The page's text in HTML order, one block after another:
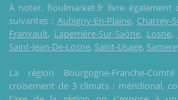
À noter, fioulmarket.fr livre également
suivantes : Aubigny-En-Plaine, Charrey-
Franxault, Laperrière-Sur-Saône, Losne,
Saint-Jean-De-Losne, Saint-Usage,
La région Bourgogne-Franche-
croisement de 3 climats : méridional,